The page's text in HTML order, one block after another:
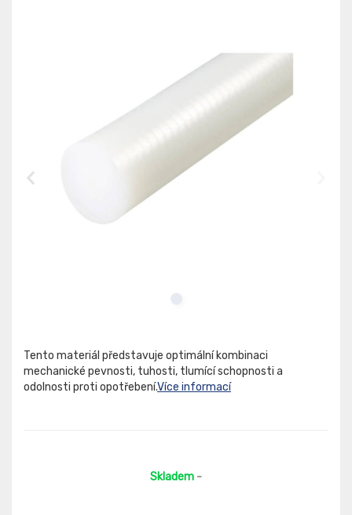
Tento materiál představuje optimální kombinaci
mechanické pevnosti, tuhosti, tlumící schopnosti a
odolnosti proti opotřebení.Více informací
Skladem -